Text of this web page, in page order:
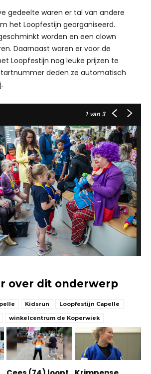
gedeelte waren er tal van andere
het Loopfestijn georganiseerd.
worden en een clown
Daarnaast waren er voor de
Loopfestijn nog leuke prijzen te
deden ze automatisch
1 van 3
over dit onderwerp
Kidsrun
Loopfestijn Capelle
winkelcentrum de Koperwiek